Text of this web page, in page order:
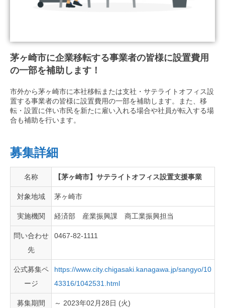
茅ヶ崎市に企業移転する事業者の皆様に設置費用
の一部を補助します！
市外から茅ヶ崎市に本社移転または支社・サテライトオフィス設
置する事業者の皆様に設置費用の一部を補助します。また、移
転・設置に伴い市民を新たに雇い入れる場合や社員が転入する場
合も補助を行います。
募集詳細
名称 【茅ヶ崎市】サテライトオフィス設置支援事業
対象地域 茅ヶ崎市
実施機関 経済部 産業振興課 商工業振興担当
問い合わせ
先
0467-82-1111
公式募集ペ
ージ
https://www.city.chigasaki.kanagawa.jp/sangyo/10
43316/1042531.html
募集期間 ～ 2023年02月28日 (火)